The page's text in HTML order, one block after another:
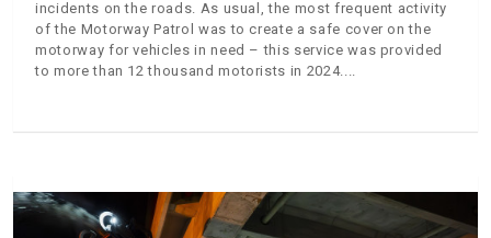
incidents on the roads. As usual, the most frequent activity
of the Motorway Patrol was to create a safe cover on the
motorway for vehicles in need – this service was provided
to more than 12 thousand motorists in 2024.